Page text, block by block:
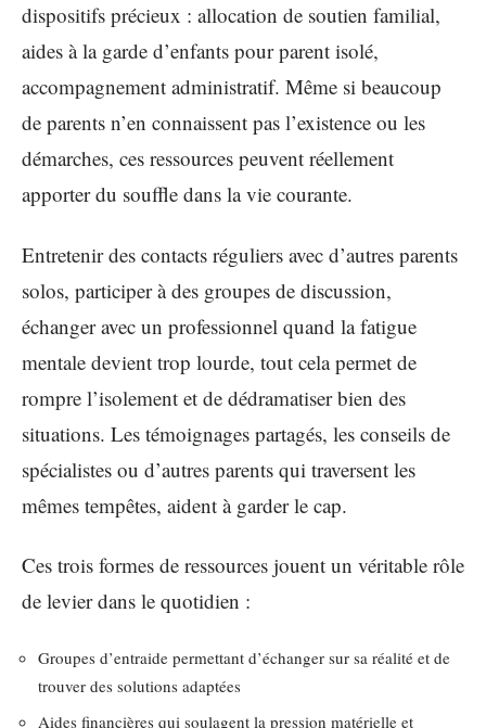
dispositifs précieux : allocation de soutien familial,
aides à la garde d’enfants pour parent isolé,
accompagnement administratif. Même si beaucoup
de parents n’en connaissent pas l’existence ou les
démarches, ces ressources peuvent réellement
apporter du souffle dans la vie courante.
Entretenir des contacts réguliers avec d’autres parents
solos, participer à des groupes de discussion,
échanger avec un professionnel quand la fatigue
mentale devient trop lourde, tout cela permet de
rompre l’isolement et de dédramatiser bien des
situations. Les témoignages partagés, les conseils de
spécialistes ou d’autres parents qui traversent les
mêmes tempêtes, aident à garder le cap.
Ces trois formes de ressources jouent un véritable rôle
de levier dans le quotidien :
Groupes d’entraide permettant d’échanger sur sa réalité et de
trouver des solutions adaptées
Aides financières qui soulagent la pression matérielle et